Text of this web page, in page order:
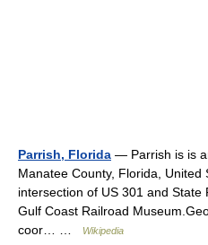
Parrish, Florida — Parrish is is
Manatee County, Florida,
intersection of US 301 and
Gulf Coast Railroad
coor… …
Wikipedia